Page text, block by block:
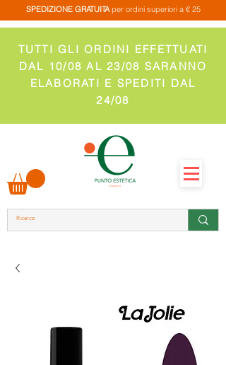
SPEDIZIONE GRATUITAper ordini superiori a € 25
TUTTI GLI ORDINI EFFETTUATI
DAL 10/08 AL 23/08 SARANNO
ELABORATI E SPEDITI DAL
24/08